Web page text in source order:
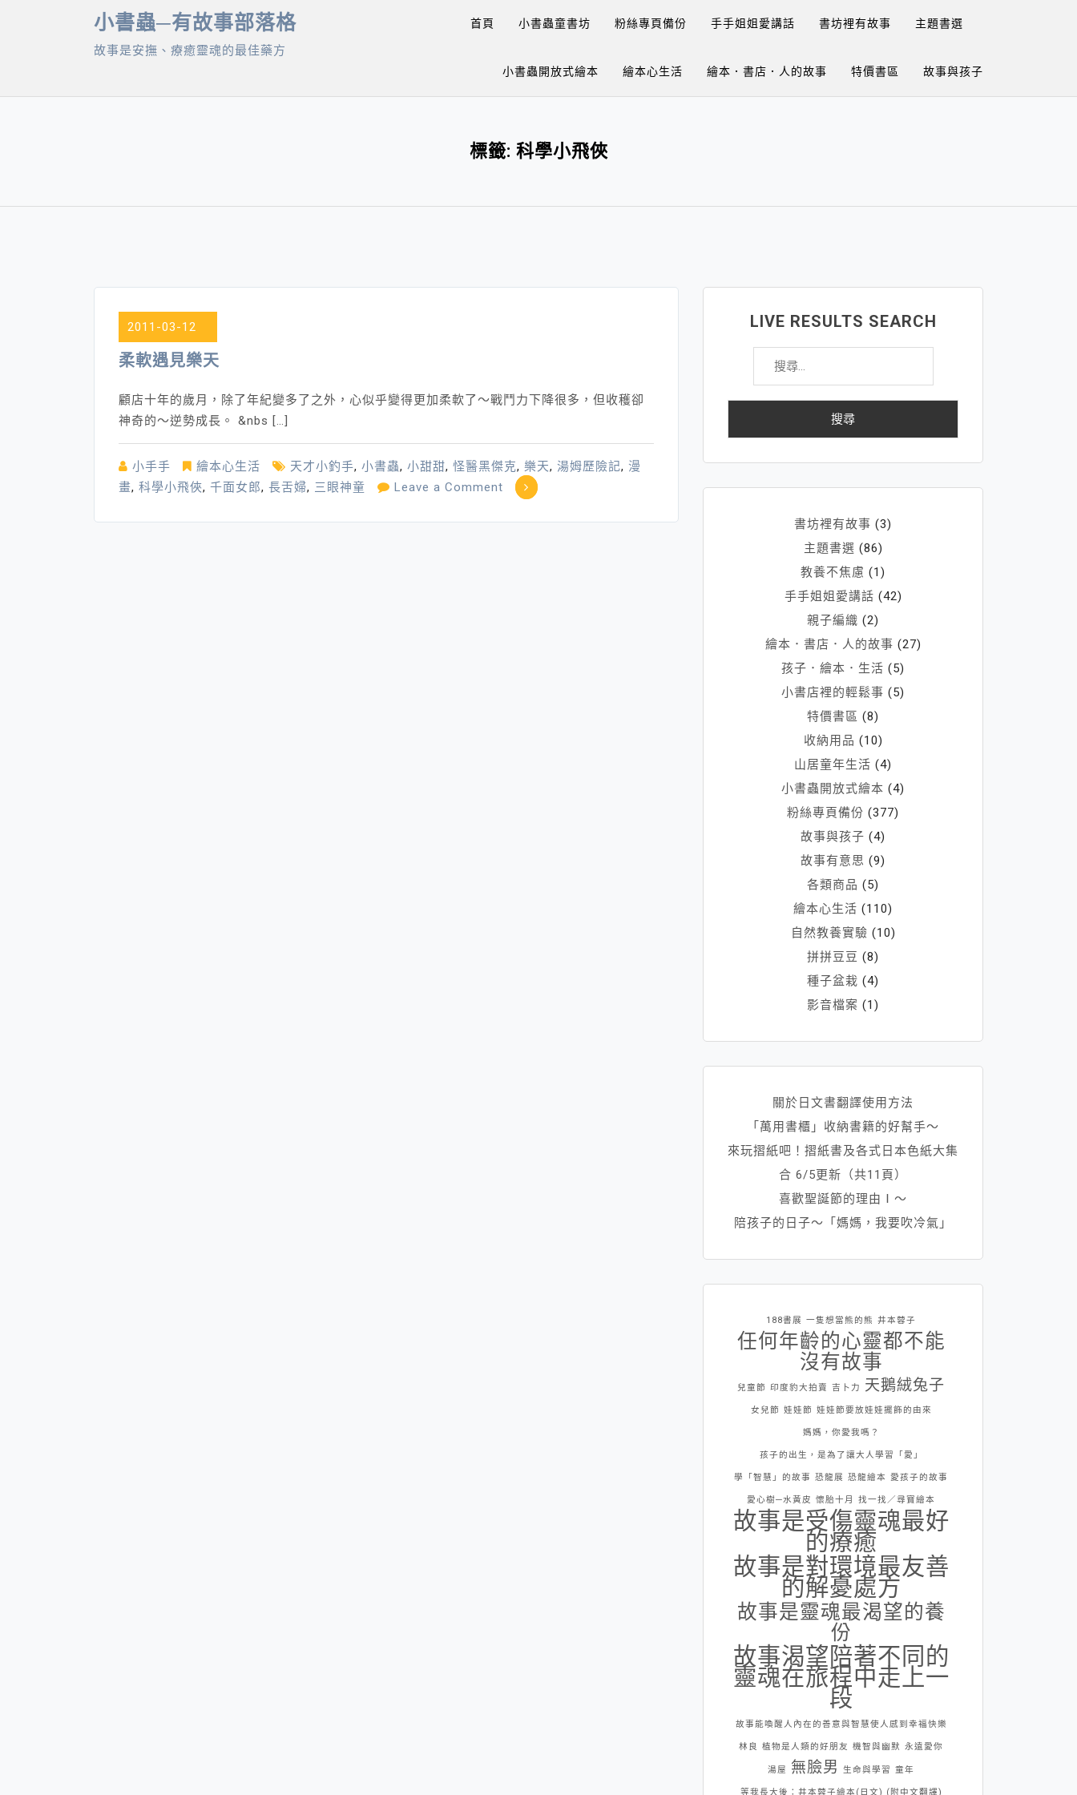
小書蟲─有故事部落格
故事是安撫、療癒靈魂的最佳藥方
首頁 小書蟲童書坊 粉絲專頁備份 手手姐姐愛講話 書坊裡有故事 主題書選
小書蟲開放式繪本 繪本心生活 繪本．書店．人的故事 特價書區 故事與孩子
標籤: 科學小飛俠
2011-03-12
柔軟遇見樂天
顧店十年的歲月，除了年紀變多了之外，心似乎變得更加柔軟了～戰鬥力下降很多，但收穫卻
神奇的～逆勢成長。 &nbs […]
小手手 繪本心生活 天才小釣手, 小書蟲, 小甜甜, 怪醫黑傑克, 樂天, 湯姆歷險記, 漫
畫, 科學小飛俠, 千面女郎, 長舌婦, 三眼神童 Leave a Comment on
LIVE RESULTS SEARCH
搜
關
書坊裡有故事 (3)
主題書選 (86)
教養不焦慮 (1)
手手姐姐愛講話 (42)
親子編織 (2)
繪本．書店．人的故事 (27)
孩子．繪本．生活 (5)
小書店裡的輕鬆事 (5)
特價書區 (8)
收納用品 (10)
山居童年生活 (4)
小書蟲開放式繪本 (4)
粉絲專頁備份 (377)
故事與孩子 (4)
故事有意思 (9)
各類商品 (5)
繪本心生活 (110)
自然教養實驗 (10)
拼拼豆豆 (8)
種子盆栽 (4)
影音檔案 (1)
關於日文書翻譯使用方法
「萬用書櫃」收納書籍的好幫手～
來玩摺紙吧！摺紙書及各式日本色紙大集
合 6/5更新（共11頁）
喜歡聖誕節的理由Ⅰ～
陪孩子的日子～「媽媽，我要吹冷氣」
188書展 一隻想當熊的熊 井本蓉子
任何年齡的心靈都不能
沒有故事
兒童節 印度豹大拍賣 吉卜力 天鵝絨兔子
女兒節 娃娃節 娃娃節要放娃娃擺飾的由來
媽媽，你愛我嗎？
孩子的出生，是為了讓大人學習「愛」
學「智慧」的故事 恐龍展 恐龍繪本 愛孩子的故事
愛心樹─水黃皮 懷胎十月 找一找／尋寶繪本
故事是受傷靈魂最好
的療癒
故事是對環境最友善
的解憂處方
故事是靈魂最渴望的養
份
故事渴望陪著不同的
靈魂在旅程中走上一
段
故事能喚醒人內在的善意與智慧使人感到幸福快樂
林良 植物是人類的好朋友 機智與幽默 永遠愛你
湯屋 無臉男 生命與學習 童年
等我長大後：井本蓉子繪本(日文) (附中文翻譯)